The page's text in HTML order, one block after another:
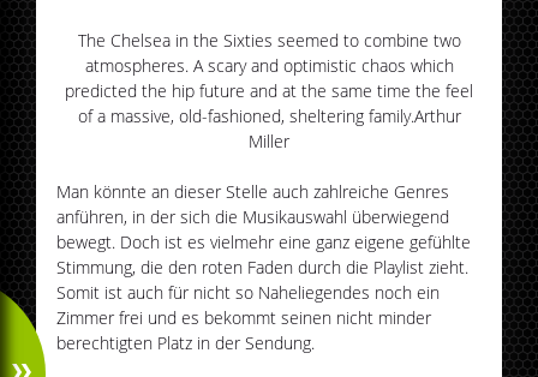
The Chelsea in the Sixties seemed to combine two
atmospheres. A scary and optimistic chaos which
predicted the hip future and at the same time the feel
of a massive, old-fashioned, sheltering family.Arthur
Miller
Man könnte an dieser Stelle auch zahlreiche Genres
anführen, in der sich die Musikauswahl überwiegend
bewegt. Doch ist es vielmehr eine ganz eigene gefühlte
Stimmung, die den roten Faden durch die Playlist zieht.
Somit ist auch für nicht so Naheliegendes noch ein
Zimmer frei und es bekommt seinen nicht minder
berechtigten Platz in der Sendung.